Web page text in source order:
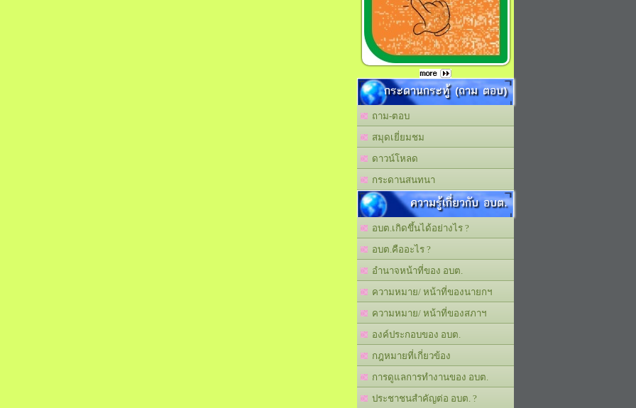
กระดานกระทู้ (ถาม ตอบ)
ถาม-ตอบ
สมุดเยี่ยมชม
ดาวน์โหลด
กระดานสนทนา
ความรู้เกี่ยวกับ อบต.
อบต.เกิดขึ้นได้อย่างไร ?
อบต.คืออะไร ?
อำนาจหน้าที่ของ อบต.
ความหมาย/ หน้าที่ของนายกฯ
ความหมาย/ หน้าที่ของสภาฯ
องค์ประกอบของ อบต.
กฎหมายที่เกี่ยวข้อง
การดูแลการทำงานของ อบต.
ประชาชนสำคัญต่อ อบต. ?